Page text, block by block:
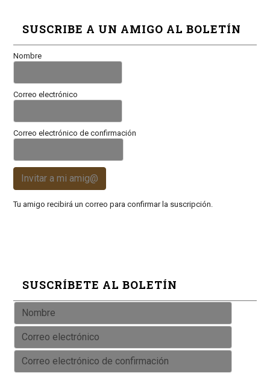
SUSCRIBE A UN AMIGO AL BOLETÍN
Nombre
Correo electrónico
Correo electrónico de confirmación
Invitar a mi amig@
Tu amigo recibirá un correo para confirmar la suscripción.
SUSCRÍBETE AL BOLETÍN